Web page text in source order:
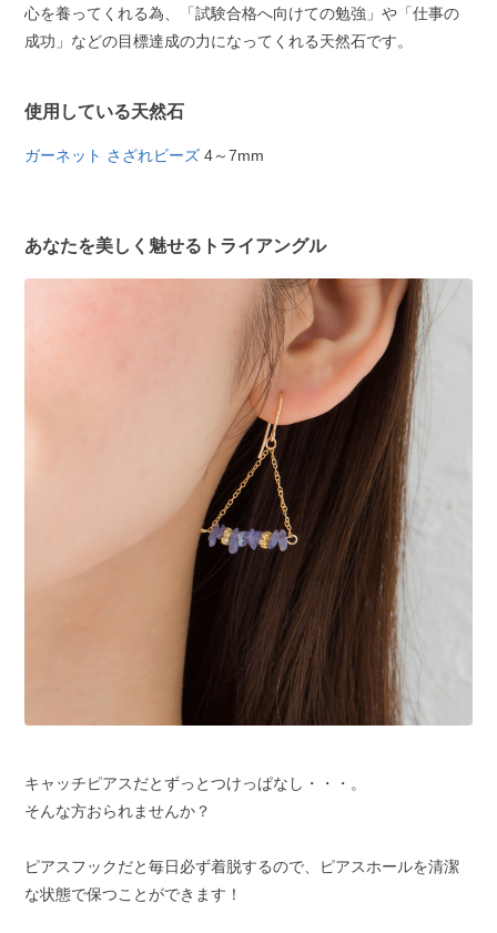
心を養ってくれる為、「試験合格へ向けての勉強」や「仕事の
成功」などの目標達成の力になってくれる天然石です。
使用している天然石
ガーネット さざれビーズ 4～7mm
あなたを美しく魅せるトライアングル
キャッチピアスだとずっとつけっぱなし・・・。
そんな方おられませんか？
ピアスフックだと毎日必ず着脱するので、ピアスホールを清潔
な状態で保つことができます！